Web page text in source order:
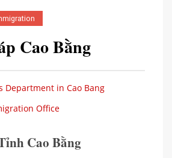
Cao Bằng
Department in Cao Bang
Office
Cao Bằng